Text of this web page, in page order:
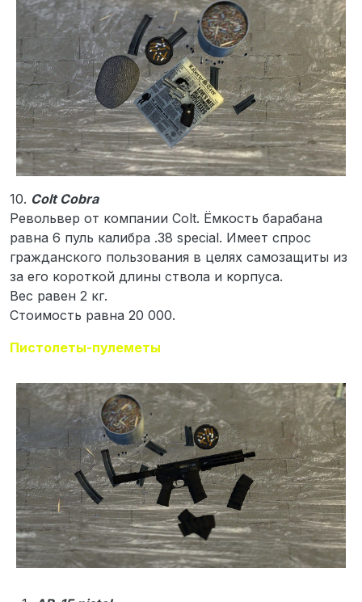
10. Colt Cobra
Револьвер от компании Colt. Ёмкость барабана
равна 6 пуль калибра .38 special. Имеет спрос
гражданского пользования в целях самозащиты из
за его короткой длины ствола и корпуса.
Вес равен 2 кг.
Стоимость равна 20 000.
Пистолеты-пулеметы